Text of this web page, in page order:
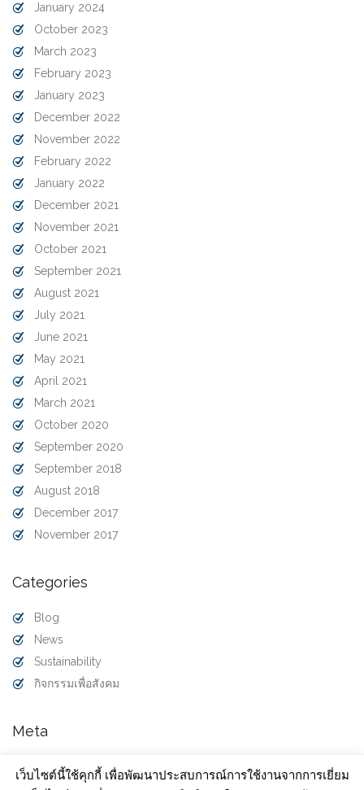
January 2024
October 2023
March 2023
February 2023
January 2023
December 2022
November 2022
February 2022
January 2022
December 2021
November 2021
October 2021
September 2021
August 2021
July 2021
June 2021
May 2021
April 2021
March 2021
October 2020
September 2020
September 2018
August 2018
December 2017
November 2017
Categories
Blog
News
Sustainability
กิจกรรมเพื่อสังคม
Meta
Log in
เว็บไซต์นี้ใช้คุกกี้ เพื่อพัฒนาประสบการณ์การใช้งานจากการเยี่ยม